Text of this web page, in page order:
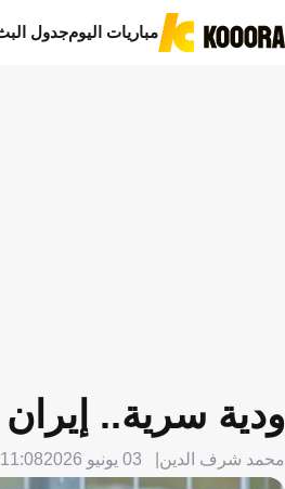
مباريات اليومجدول
ودية سرية..
محمد شرف الدين 03 يونيو 2026 11:08